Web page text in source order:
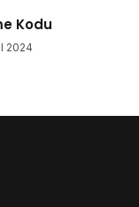
Kodu
2024